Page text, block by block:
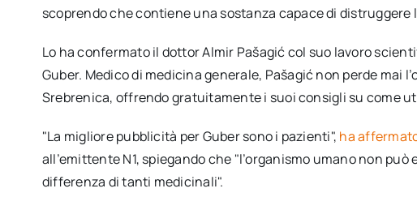
scoprendo che contiene una sostanza capace di distruggere
Lo ha confermato il dottor Almir Pašagić col suo lavoro
Guber. Medico di medicina generale, Pašagić non perde mai
Srebrenica, offrendo gratuitamente i suoi consigli su come
"La migliore pubblicità per Guber sono i pazienti", ha
all’emittente N1, spiegando che "l’organismo umano non può
differenza di tanti medicinali".